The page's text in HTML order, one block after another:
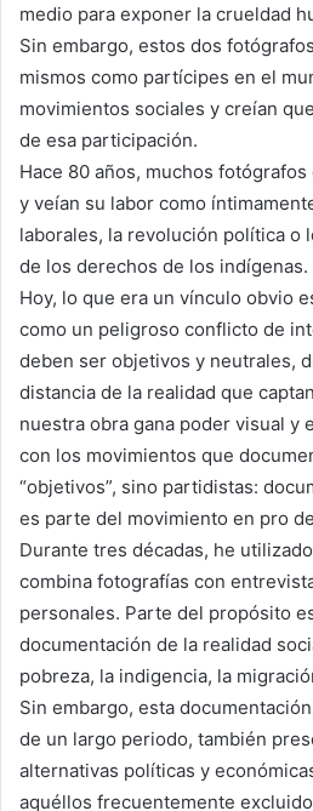
medio para exponer la crueldad
Sin embargo, estos dos
mismos como partícipes en el
movimientos sociales y creían
de esa participación.
Hace 80 años, muchos
y veían su labor como
laborales, la revolución política o
de los derechos de los indígenas.
Hoy, lo que era un vínculo obvio
como un peligroso conflicto de
deben ser objetivos y neutrales,
distancia de la realidad que
nuestra obra gana poder visual y
con los movimientos que
“objetivos”, sino partidistas:
es parte del movimiento en pro
Durante tres décadas, he
combina fotografías con
personales. Parte del propósito
documentación de la realidad
pobreza, la indigencia, la
Sin embargo, esta
de un largo periodo, también
alternativas políticas y
aquéllos frecuentemente